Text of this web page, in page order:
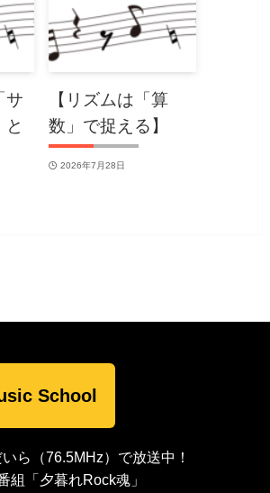
サ
【リズムは「算
数」で捉える】
2026年7月28日
School
ら（76.5MHz）で放送中！
「夕暮れRock魂」